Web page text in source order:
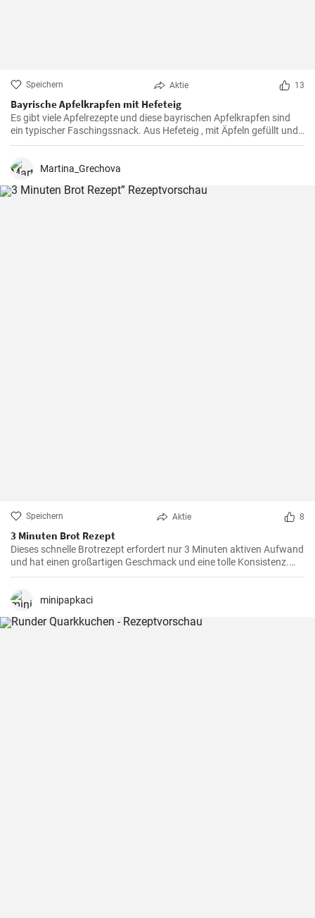
Speichern Aktie 13
Bayrische Apfelkrapfen mit Hefeteig
Es gibt viele Apfelrezepte und diese bayrischen Apfelkrapfen sind
ein typischer Faschingssnack. Aus Hefeteig , mit Äpfeln gefüllt und
saftig frittiert werden sie nachher in Zimtzucker gewälzt und frisch
Martina_Grechova
Speichern Aktie 8
3 Minuten Brot Rezept
Dieses schnelle Brotrezept erfordert nur 3 Minuten aktiven Aufwand
und hat einen großartigen Geschmack und eine tolle Konsistenz.
Dieses Brot eignet sich perfekt für den täglichen Verzehr und ist
minipapkaci